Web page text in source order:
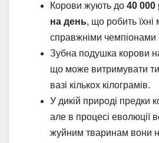
Корови жують до 40 000
на день, що робить їхні
справжніми чемпіонами
Зубна подушка корови
що може витримувати
вазі кількох кілограмів.
У дикій природі предки
але в процесі еволюції
жуйним тваринам вони